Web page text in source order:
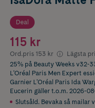
Deal
115 kr
Ord.pris 153 kr Lägsta
25% på Beauty Weeks v32-
L'Oréal Paris Men Expert
Garnier L'Oréal Paris Ida
Eucerin gäller t.o.m. 2026-
Slutsåld. Bevaka så mailar